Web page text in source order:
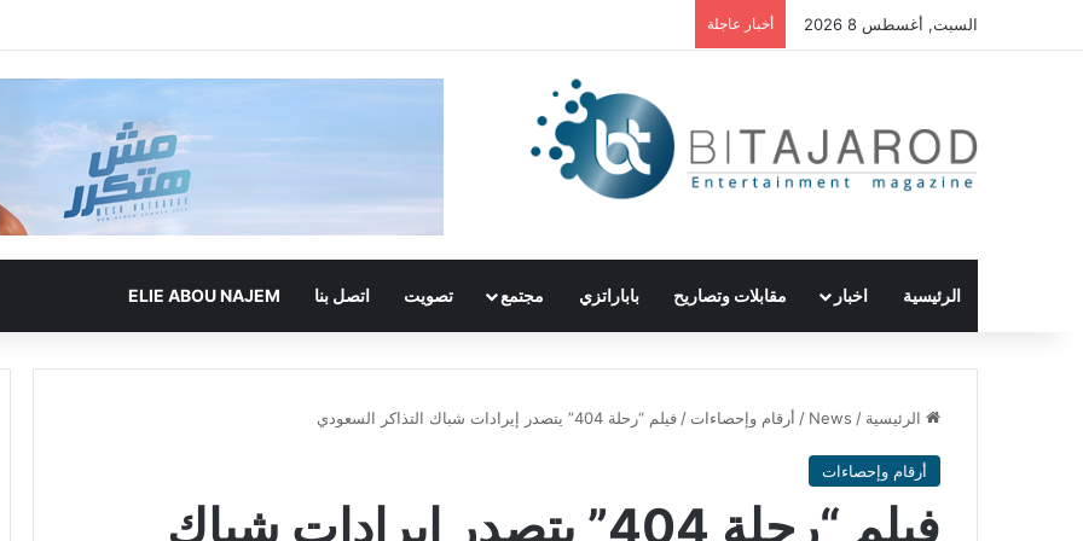
السبت, أغسطس 8 2026 أخبار عاجلة
الرئيسية اخبار مقابلات وتصاريح باباراتزي مجتمع تصويت اتصل بنا ELIE ABOU NAJEM
الرئيسية /
News
/ أرقام وإحصاءات / فيلم “رحلة 404” يتصدر إيرادات شباك التذاكر السعودي
أرقام وإحصاءات
فيلم “رحلة 404” يتصدر إيرادات شباك